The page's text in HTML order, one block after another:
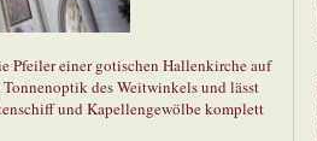
Pfeiler einer gotischen Hallenkirche auf
des Weitwinkels und lässt
und Kapellengewölbe komplett